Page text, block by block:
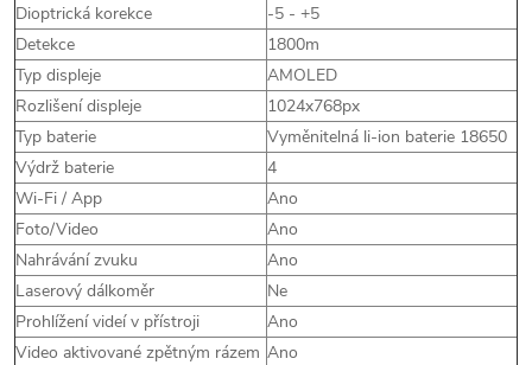
Dioptrická korekce
-5 - +5
Detekce
1800m
Typ displeje
AMOLED
Rozlišení displeje
1024x768px
Typ baterie
Vyměnitelná li-ion baterie 18650
Výdrž baterie
4
Wi-Fi / App
Ano
Foto/Video
Ano
Nahrávání zvuku
Ano
Laserový dálkoměr
Ne
Prohlížení videí v přístroji
Ano
Video aktivované zpětným rázem Ano